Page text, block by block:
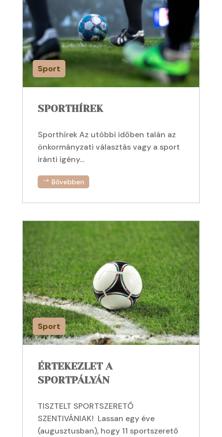
Sport
SPORTHÍREK
Sporthírek Az utóbbi időben talán az
önkormányzati választás vagy a sport
iránti igény...
Bővebben
Sport
ÉRTEKEZLET A
SPORTPÁLYÁN
TISZTELT SPORTSZERETŐ
SZENTIVÁNIAK! Lassan egy éve
(augusztusban), hogy 11 sportszerető